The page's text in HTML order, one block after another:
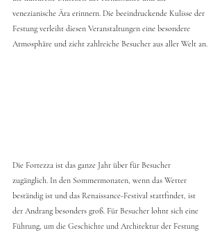
venezianische Ära erinnern. Die beeindruckende Kulisse der
Festung verleiht diesen Veranstaltungen eine besondere
Atmosphäre und zieht zahlreiche Besucher aus aller Welt an.
Die Fortezza ist das ganze Jahr über für Besucher
zugänglich. In den Sommermonaten, wenn das Wetter
beständig ist und das Renaissance-Festival stattfindet, ist
der Andrang besonders groß. Für Besucher lohnt sich eine
Führung, um die Geschichte und Architektur der Festung